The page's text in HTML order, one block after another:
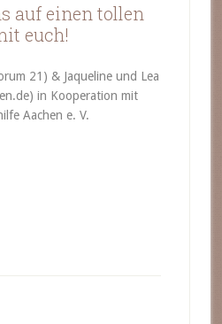
auf einen tollen
euch!
21) & Jaqueline und Lea
in Kooperation mit
Aachen e. V.